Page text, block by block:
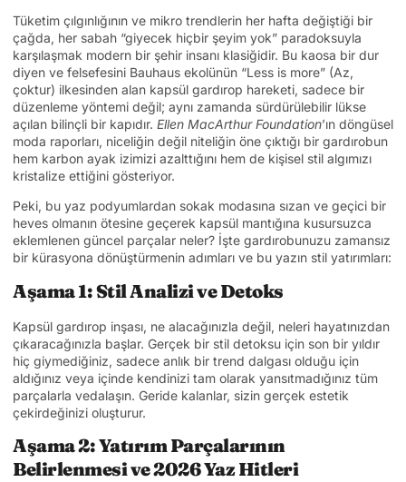
Tüketim çılgınlığının ve mikro trendlerin her hafta değiştiği bir
çağda, her sabah “giyecek hiçbir şeyim yok” paradoksuyla
karşılaşmak modern bir şehir insanı klasiğidir. Bu kaosa bir dur
diyen ve felsefesini Bauhaus ekolünün “Less is more” (Az,
çoktur) ilkesinden alan kapsül gardırop hareketi, sadece bir
düzenleme yöntemi değil; aynı zamanda sürdürülebilir lükse
açılan bilinçli bir kapıdır. Ellen MacArthur Foundation’ın döngüsel
moda raporları, niceliğin değil niteliğin öne çıktığı bir gardırobun
hem karbon ayak izimizi azalttığını hem de kişisel stil algımızı
kristalize ettiğini gösteriyor.
Peki, bu yaz podyumlardan sokak modasına sızan ve geçici bir
heves olmanın ötesine geçerek kapsül mantığına kusursuzca
eklemlenen güncel parçalar neler? İşte gardırobunuzu zamansız
bir kürasyona dönüştürmenin adımları ve bu yazın stil yatırımları:
Aşama 1: Stil Analizi ve Detoks
Kapsül gardırop inşası, ne alacağınızla değil, neleri hayatınızdan
çıkaracağınızla başlar. Gerçek bir stil detoksu için son bir yıldır
hiç giymediğiniz, sadece anlık bir trend dalgası olduğu için
aldığınız veya içinde kendinizi tam olarak yansıtmadığınız tüm
parçalarla vedalaşın. Geride kalanlar, sizin gerçek estetik
çekirdeğinizi oluşturur.
Aşama 2: Yatırım Parçalarının
Belirlenmesi ve 2026 Yaz Hitleri